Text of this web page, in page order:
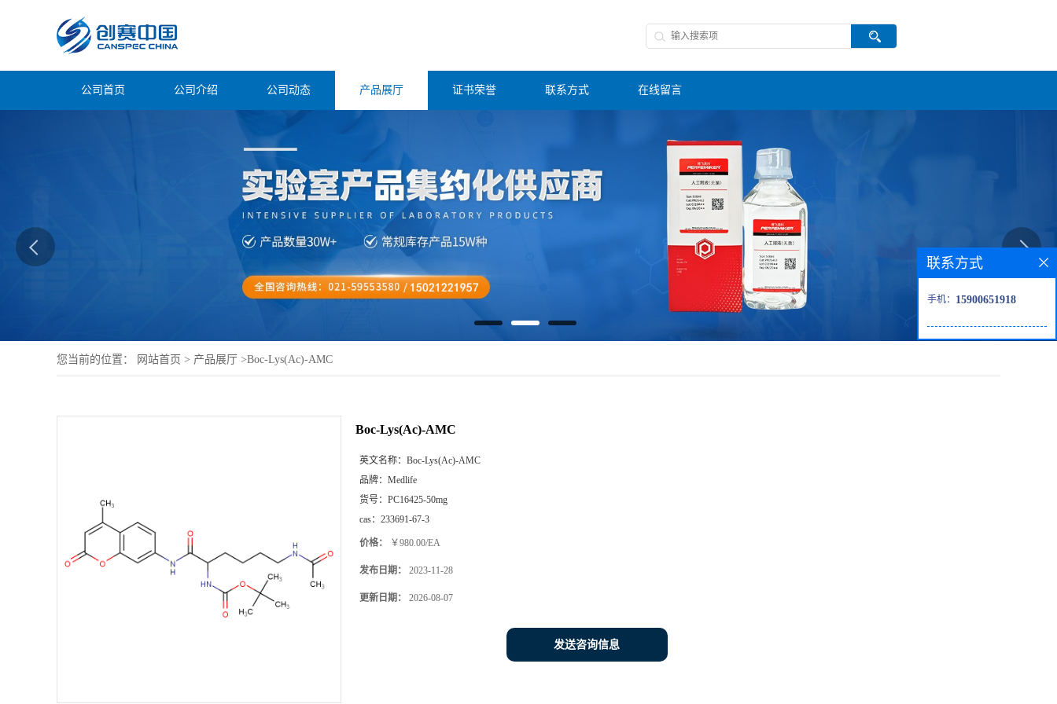
公司首页 公司介绍 公司动态 产品展厅 证书荣誉 联系方式 在线留言
您当前的位置： 网站首页 > 产品展厅 >Boc-Lys(Ac)-AMC
Boc-Lys(Ac)-AMC
英文名称： Boc-Lys(Ac)-AMC
品牌： Medlife
货号： PC16425-50mg
cas： 233691-67-3
价格： ￥980.00/EA
发布日期： 2023-11-28
更新日期： 2026-08-07
发送咨询信息
联系方式
手机： 15900651918